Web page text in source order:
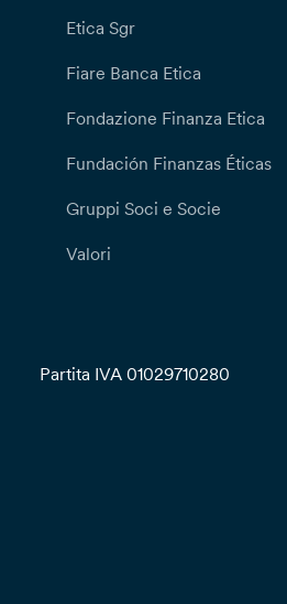
Etica Sgr
Fiare Banca Etica
Fondazione Finanza Etica
Fundación Finanzas Éticas
Gruppi Soci e Socie
Valori
Partita IVA 01029710280